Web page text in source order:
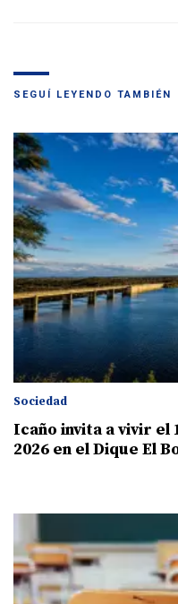
SEGUÍ LEYENDO TAMBIÉN
Sociedad
Icaño invita a vivir el
2026 en el Dique El